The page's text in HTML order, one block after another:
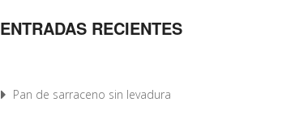
ENTRADAS RECIENTES
Pan de sarraceno sin levadura